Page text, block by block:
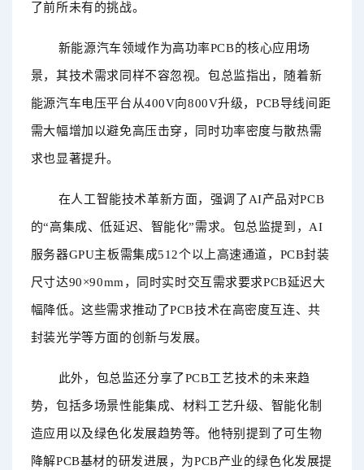
了前所未有的挑战。
新能源汽车领域作为高功率PCB的核心应用场
景，其技术需求同样不容忽视。包总监指出，随着新
能源汽车电压平台从400V向800V升级，PCB导线间距
需大幅增加以避免高压击穿，同时功率密度与散热需
求也显著提升。
在人工智能技术革新方面，强调了AI产品对PCB
的“高集成、低延迟、智能化”需求。包总监提到，AI
服务器GPU主板需集成512个以上高速通道，PCB封装
尺寸达90×90mm，同时实时交互需求要求PCB延迟大
幅降低。这些需求推动了PCB技术在高密度互连、共
封装光学等方面的创新与发展。
此外，包总监还分享了PCB工艺技术的未来趋
势，包括多场景性能集成、材料工艺升级、智能化制
造应用以及绿色化发展趋势等。他特别提到了可生物
降解PCB基材的研发进展，为PCB产业的绿色化发展提